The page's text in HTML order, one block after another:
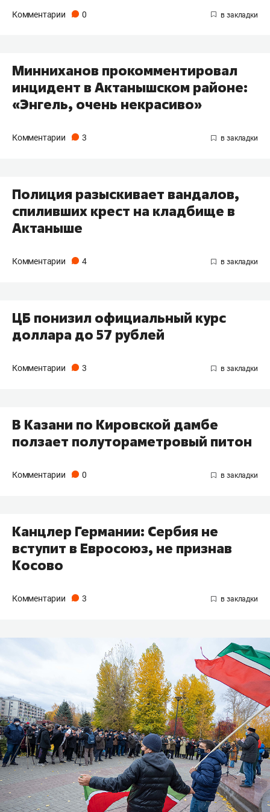
Комментарии 0
Минниханов прокомментировал
инцидент в Актанышском районе:
«Энгель, очень некрасиво»
Комментарии 3
Полиция разыскивает вандалов,
спиливших крест на кладбище в
Актаныше
Комментарии 4
ЦБ понизил официальный курс
доллара до 57 рублей
Комментарии 3
В Казани по Кировской дамбе
ползает полутораметровый питон
Комментарии 0
Канцлер Германии: Сербия не
вступит в Евросоюз, не признав
Косово
Комментарии 3